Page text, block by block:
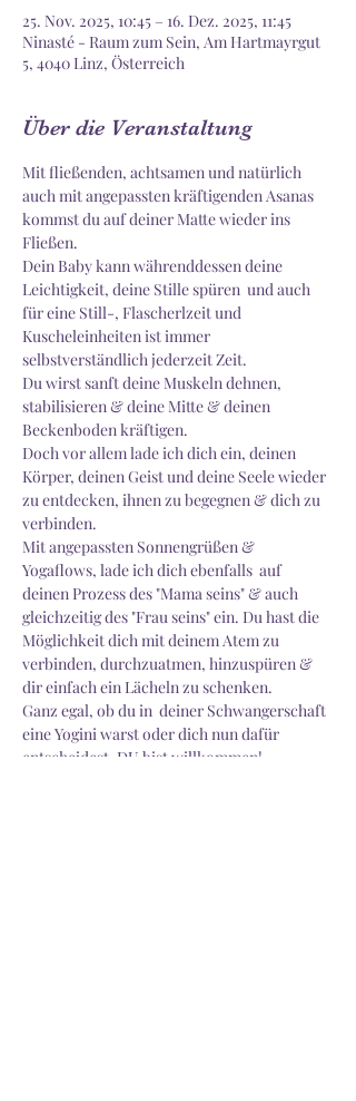
25. Nov. 2025, 10:45 – 16. Dez. 2025, 11:45
Ninasté - Raum zum Sein, Am Hartmayrgut
5, 4040 Linz, Österreich
Über die Veranstaltung
Mit fließenden, achtsamen und natürlich
auch mit angepassten kräftigenden Asanas
kommst du auf deiner Matte wieder ins
Fließen.
Dein Baby kann währenddessen deine
Leichtigkeit, deine Stille spüren  und auch
für eine Still-, Flascherlzeit und
Kuscheleinheiten ist immer
selbstverständlich jederzeit Zeit.
Du wirst sanft deine Muskeln dehnen,
stabilisieren & deine Mitte & deinen
Beckenboden kräftigen.
Doch vor allem lade ich dich ein, deinen
Körper, deinen Geist und deine Seele wieder
zu entdecken, ihnen zu begegnen & dich zu
verbinden.
Mit angepassten Sonnengrüßen &
Yogaflows, lade ich dich ebenfalls  auf
deinen Prozess des "Mama seins" & auch
gleichzeitig des "Frau seins" ein. Du hast die
Möglichkeit dich mit deinem Atem zu
verbinden, durchzuatmen, hinzuspüren &
dir einfach ein Lächeln zu schenken.
Ganz egal, ob du in  deiner Schwangerschaft
eine Yogini warst oder dich nun dafür
entscheidest, DU bist willkommen!